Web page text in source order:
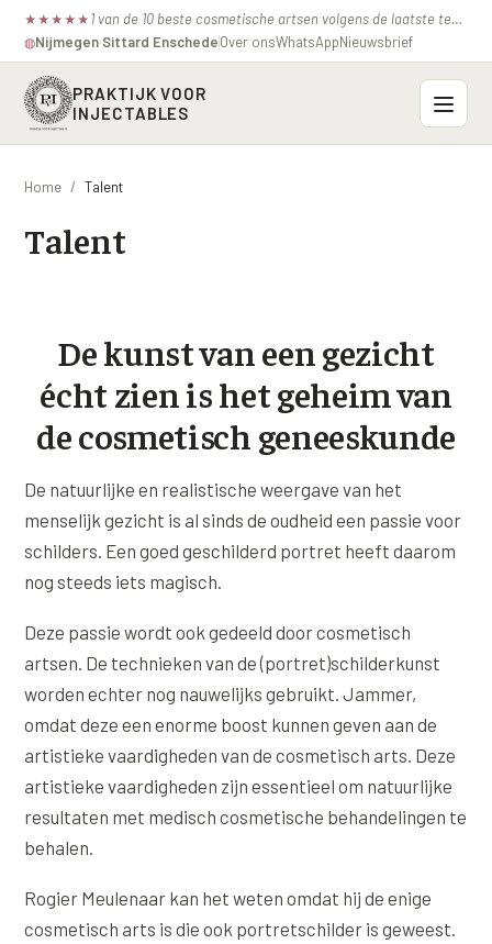
★ ★ ★ ★ ★ 1 van de 10 beste cosmetische artsen volgens de laatste test van de consumentenbond.
◍Nijmegen·Sittard·EnschedeOver onsWhatsAppNieuwsbrief
PRAKTIJK VOOR
INJECTABLES
Probleemzones
Wenkbrauwen
Kraaienpootjes
Hangende oogleden
Donkere kringen onder de ogen
Traangoot en wallen
Ingevallen slapen
MIDDEN & MOND
Nasolabiale plooi
Mondhoeken
Neus
Onze behandelingen
Bocouture
Azzalure
Juvéderm Voluma
Juvéderm Volux
Juvéderm Volift
Juvéderm Volbella
Profhilo
Prostrolane
Radiesse
Saypha Filler
Hangende Huid Profiel
Extreme Huidverslapping Profiel
Erfelijke Jowl Profiel
HORMONAAL / METABOOL
Stress Cortisol profiel
HUIDPROBLEMEN
LIFESTYLE / MODERN
Prijzen
Contact
Online boeken
◍Nijmegen ◍Sittard◍ Enschede
085 40 13 678
Home / Talent
Talent
De kunst van een gezicht
écht zien is het geheim van
de cosmetisch geneeskunde
De natuurlijke en realistische weergave van het
menselijk gezicht is al sinds de oudheid een passie voor
schilders. Een goed geschilderd portret heeft daarom
nog steeds iets magisch.
Deze passie wordt ook gedeeld door cosmetisch
artsen. De technieken van de (portret)schilderkunst
worden echter nog nauwelijks gebruikt. Jammer,
omdat deze een enorme boost kunnen geven aan de
artistieke vaardigheden van de cosmetisch arts. Deze
artistieke vaardigheden zijn essentieel om natuurlijke
resultaten met medisch cosmetische behandelingen te
behalen.
Rogier Meulenaar kan het weten omdat hij de enige
cosmetisch arts is die ook portretschilder is geweest.